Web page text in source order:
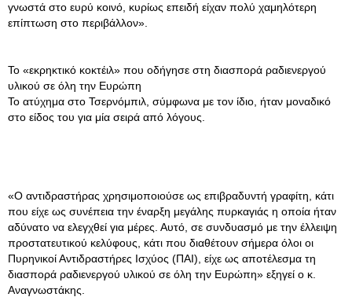
γνωστά στο ευρύ κοινό, κυρίως επειδή είχαν πολύ χαμηλότερη
επίπτωση στο περιβάλλον».
Το «εκρηκτικό κοκτέιλ» που οδήγησε στη διασπορά ραδιενεργού
υλικού σε όλη την Ευρώπη
Το ατύχημα στο Τσερνόμπιλ, σύμφωνα με τον ίδιο, ήταν μοναδικό
στο είδος του για μία σειρά από λόγους.
«Ο αντιδραστήρας χρησιμοποιούσε ως επιβραδυντή γραφίτη, κάτι
που είχε ως συνέπεια την έναρξη μεγάλης πυρκαγιάς η οποία ήταν
αδύνατο να ελεγχθεί για μέρες. Αυτό, σε συνδυασμό με την έλλειψη
προστατευτικού κελύφους, κάτι που διαθέτουν σήμερα όλοι οι
Πυρηνικοί Αντιδραστήρες Ισχύος (ΠΑΙ), είχε ως αποτέλεσμα τη
διασπορά ραδιενεργού υλικού σε όλη την Ευρώπη» εξηγεί ο κ.
Αναγνωστάκης.